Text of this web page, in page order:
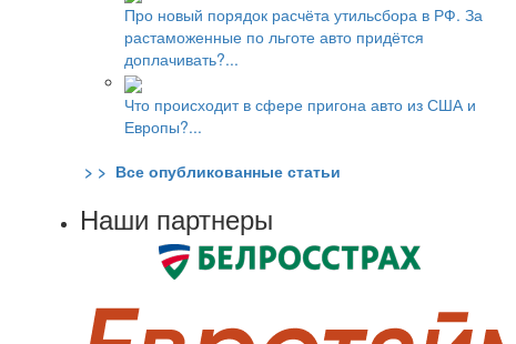
Про новый порядок расчёта утильсбора в РФ. За
растаможенные по льготе авто придётся
доплачивать?...
Что происходит в сфере пригона авто из США и
Европы?...
> > Все опубликованные статьи
Наши партнеры